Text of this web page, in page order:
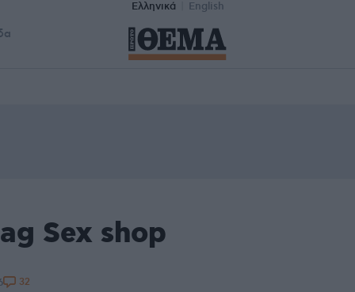
Ελληνικά English
Sex shop
32